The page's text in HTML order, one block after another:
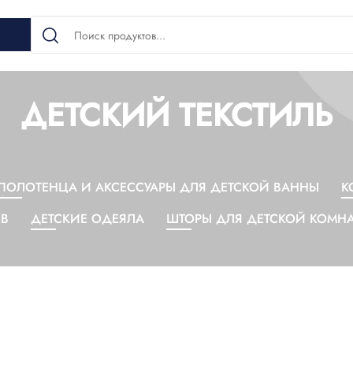
ДЕТСКИЙ ТЕКСТИЛЬ
И АКСЕССУАРЫ ДЛЯ ДЕТСКОЙ ВАННЫ
ДЕТСКИЕ ОДЕЯЛА ШТОРЫ ДЛЯ ДЕТСКОЙ